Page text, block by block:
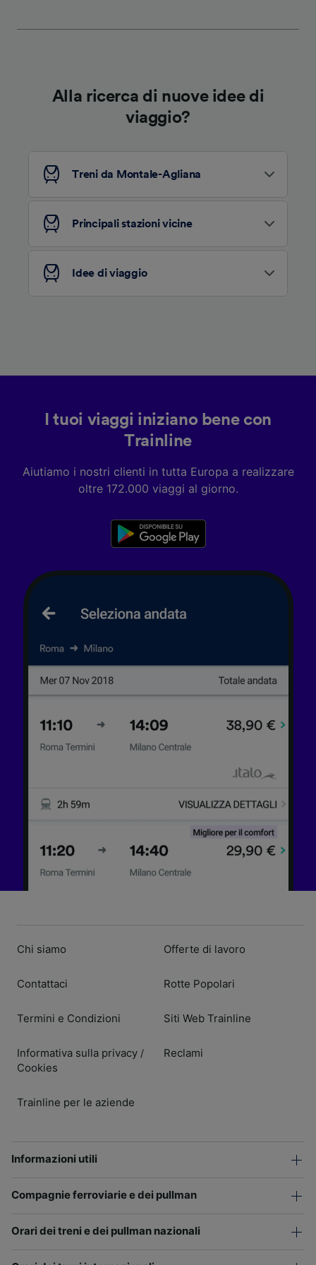
Alla ricerca di nuove idee di
viaggio?
Treni da Montale-Agliana
Principali stazioni vicine
Idee di viaggio
I tuoi viaggi iniziano bene con
Trainline
Aiutiamo i nostri clienti in tutta Europa a realizzare
oltre 172.000 viaggi al giorno.
Chi siamo
Contattaci
Termini e Condizioni
Informativa sulla privacy /
Cookies
Trainline per le aziende
Offerte di lavoro
Rotte Popolari
Siti Web Trainline
Reclami
Informazioni utili
Compagnie ferroviarie e dei pullman
Orari dei treni e dei pullman nazionali